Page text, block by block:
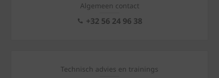
Algemeen contact
+32 56 24 96 38
Technisch advies en trainings